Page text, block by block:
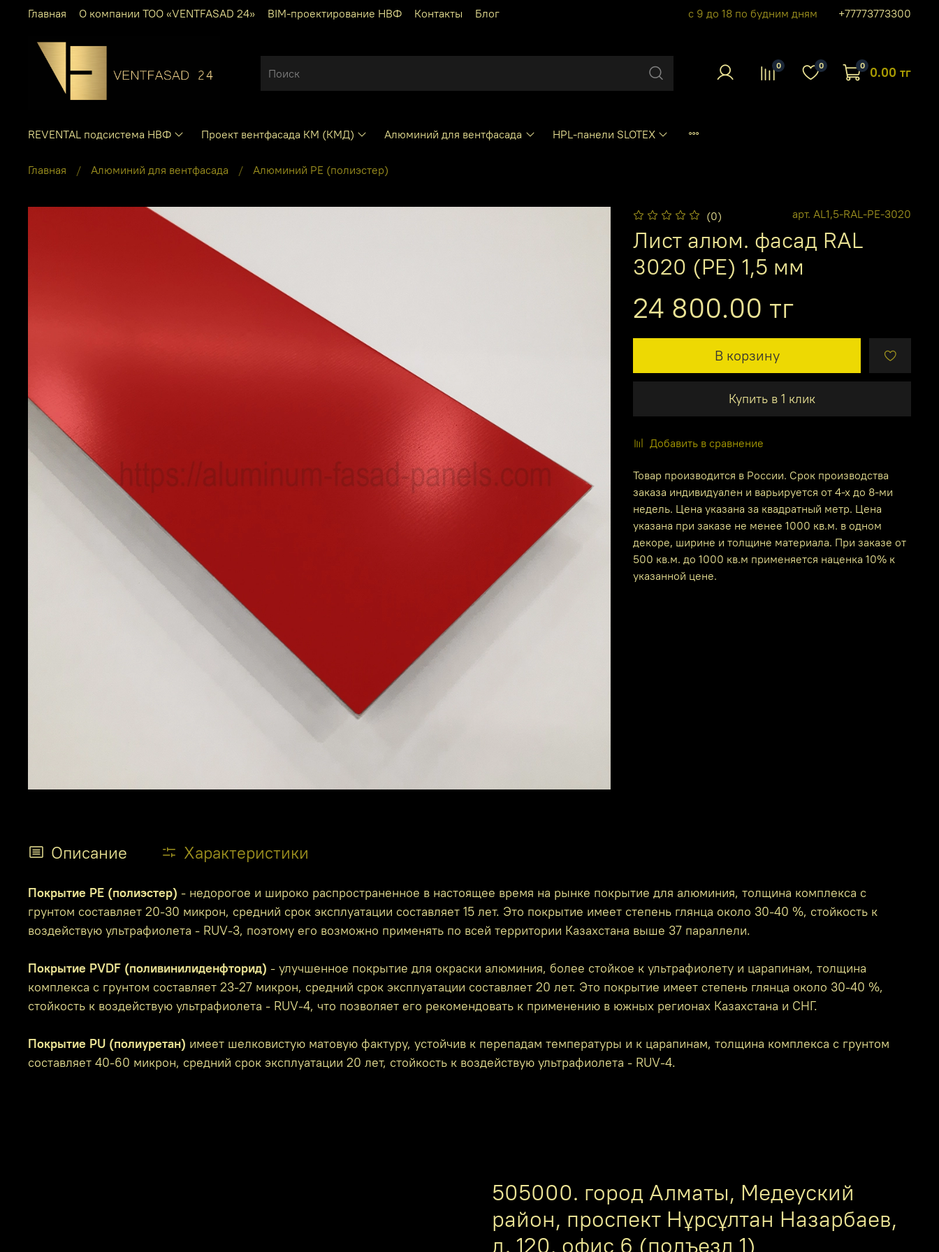
Главная О компании ТОО «VENTFASAD 24» BIM-проектирование НВФ Контакты Блог с 9 до 18 по будним дням +77773773300
0 0 0 0.00 тг
REVENTAL подсистема НВФ Проект вентфасада КМ (КМД) Алюминий для вентфасада HPL-панели SLOTEX
Главная Алюминий для вентфасада Алюминий PE (полиэстер)
(0) арт. AL1,5-RAL-PE-3020
Лист алюм. фасад RAL
3020 (PE) 1,5 мм
24 800.00 тг
В корзину
Купить в 1 клик
Добавить в сравнение
Товар производится в России. Срок производства
заказа индивидуален и варьируется от 4-х до 8-ми
недель. Цена указана за квадратный метр. Цена
указана при заказе не менее 1000 кв.м. в одном
декоре, ширине и толщине материала. При заказе от
500 кв.м. до 1000 кв.м применяется наценка 10% к
указанной цене.
Описание Характеристики
Покрытие PE (полиэстер) - недорогое и широко распространенное в настоящее время на рынке покрытие для алюминия, толщина комплекса с
грунтом составляет 20-30 микрон, средний срок эксплуатации составляет 15 лет. Это покрытие имеет степень глянца около 30-40 %, стойкость к
воздействую ультрафиолета - RUV-3, поэтому его возможно применять по всей территории Казахстана выше 37 параллели.
Покрытие PVDF (поливинилиденфторид) - улучшенное покрытие для окраски алюминия, более стойкое к ультрафиолету и царапинам, толщина
комплекса с грунтом составляет 23-27 микрон, средний срок эксплуатации составляет 20 лет. Это покрытие имеет степень глянца около 30-40 %,
стойкость к воздействую ультрафиолета - RUV-4, что позволяет его рекомендовать к применению в южных регионах Казахстана и СНГ.
Покрытие PU (полиуретан) имеет шелковистую матовую фактуру, устойчив к перепадам температуры и к царапинам, толщина комплекса с грунтом
составляет 40-60 микрон, средний срок эксплуатации 20 лет, стойкость к воздействую ультрафиолета - RUV-4.
505000. город Алматы, Медеуский
район, проспект Нұрсұлтан Назарбаев,
д. 120, офис 6 (подъезд 1)